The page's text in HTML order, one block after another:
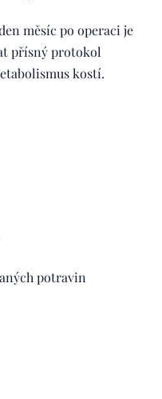
měsíc po operaci je
přísný protokol
kostí.
potravin